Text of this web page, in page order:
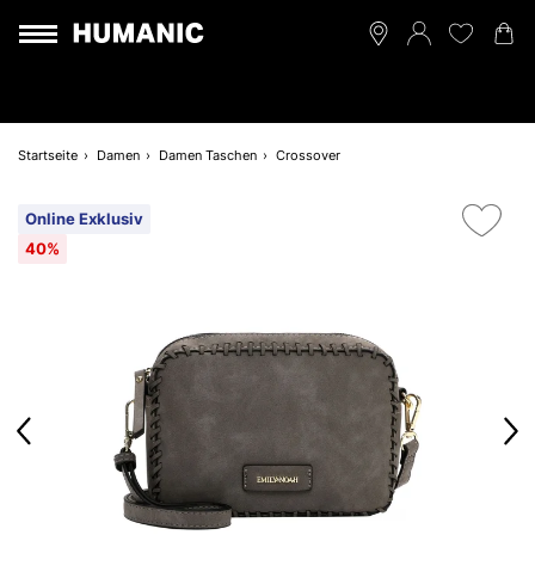
Startseite Damen Damen Taschen Crossover
Online Exklusiv
40%